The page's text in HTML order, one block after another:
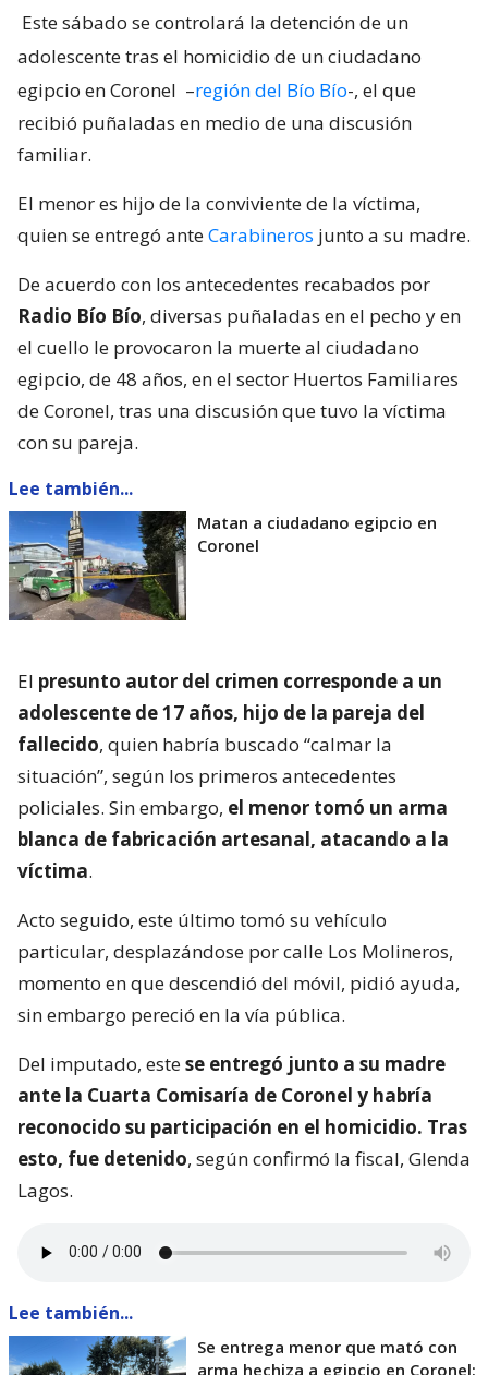
Este sábado se controlará la detención de un
adolescente tras el homicidio de un ciudadano
egipcio en Coronel –región del Bío Bío-, el que
recibió puñaladas en medio de una discusión
familiar.
El menor es hijo de la conviviente de la víctima,
quien se entregó anteCarabineros junto a su madre.
De acuerdo con los antecedentes recabados por
Radio Bío Bío, diversas puñaladas en el pecho y en
el cuello le provocaron la muerte al ciudadano
egipcio, de 48 años, en el sector Huertos Familiares
de Coronel, tras una discusión que tuvo la víctima
con su pareja.
Lee también...
Matan a ciudadano egipcio en
Coronel
El presunto autor del crimen corresponde a un
adolescente de 17 años, hijo de la pareja del
fallecido, quien habría buscado “calmar la
situación”, según los primeros antecedentes
policiales. Sin embargo, el menor tomó un arma
blanca de fabricación artesanal, atacando a la
víctima.
Acto seguido, este último tomó su vehículo
particular, desplazándose por calle Los Molineros,
momento en que descendió del móvil, pidió ayuda,
sin embargo pereció en la vía pública.
Del imputado, estese entregó junto a su madre
ante la Cuarta Comisaría de Coronel y habría
reconocido su participación en el homicidio. Tras
esto, fue detenido, según confirmó la fiscal, Glenda
Lagos.
Lee también...
Se entrega menor que mató con
arma hechiza a egipcio en Coronel: